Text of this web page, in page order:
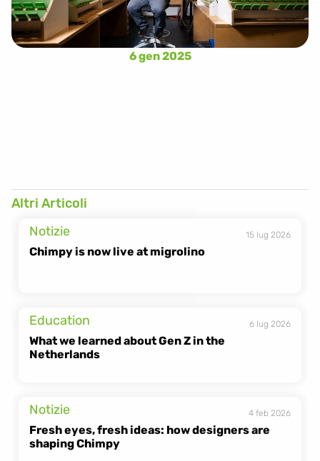
6 gen 2025
tagesanzeiger.ch
Altri Articoli
Notizie
15 lug 2026
Chimpy is now live at migrolino
Education 6 lug 2026
What we learned about Gen Z in the
Netherlands
Notizie 4 feb 2026
Fresh eyes, fresh ideas: how designers are
shaping Chimpy